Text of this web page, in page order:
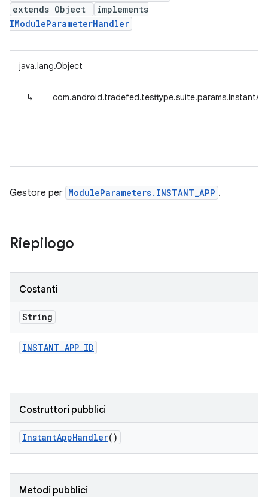
extends Object
implements
IModuleParameterHandler
java.lang.Object
↳
Gestore per ModuleParameters.INSTANT_APP .
Riepilogo
Costanti
String
INSTANT_APP_ID
Costruttori pubblici
InstantAppHandler()
Metodi pubblici